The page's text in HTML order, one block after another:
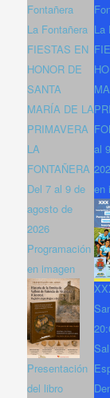
Fontañera
La Fontañera
FIESTAS EN
HONOR DE
SANTA
MARÍA DE LA
PRIMAVERA
LA
FONTAÑERA
Del 7 al 9 de
agosto de
2026
Programación
en imagen
Presentación
del libro
La
al
en